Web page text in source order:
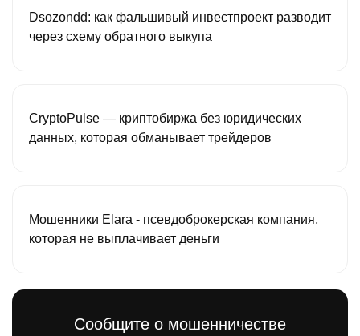
Dsozondd: как фальшивый инвестпроект разводит
через схему обратного выкупа
CryptoPulse — криптобиржа без юридических
данных, которая обманывает трейдеров
Мошенники Elara - псевдоброкерская компания,
которая не выплачивает деньги
Сообщите о мошенничестве